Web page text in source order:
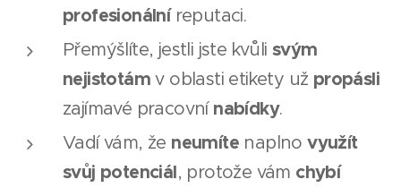
profesionální reputaci.
Přemýšlíte, jestli jste kvůli svým
nejistotám v oblasti etikety už propásli
zajímavé pracovní nabídky.
Vadí vám, že neumíte naplnovyužít
svůj potenciál, protože vám chybí